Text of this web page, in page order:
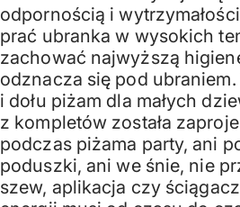
odpornością i
prać ubranka w wysokich
zachować najwyższą
odznacza się pod
i dołu piżam dla małych
z kompletów została
podczas piżama party, ani
poduszki, ani we śnie, nie
szew, aplikacja czy